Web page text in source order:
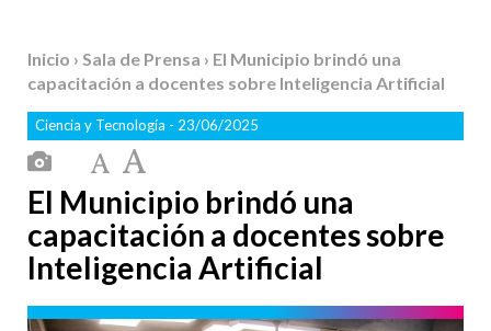
Inicio › Sala de Prensa › El Municipio brindó una
capacitación a docentes sobre Inteligencia Artificial
Ciencia y Tecnología - 23/06/2025
El Municipio brindó una
capacitación a docentes sobre
Inteligencia Artificial